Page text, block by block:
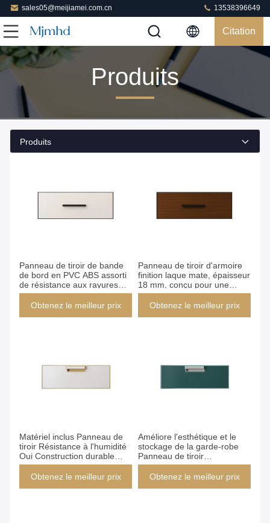
sales05@meijiamei.com.cn 13538396649
Citation
Produits
Produits
Panneau de tiroir de bande
de bord en PVC ABS assorti
de résistance aux rayures
moyenne et de technologie
d'étanchéité de bord de
Obtenez le meilleur prix
Panneau de tiroir d'armoire
finition laque mate, épaisseur
18 mm, conçu pour une
intégration élégante et à long
terme dans les conceptions
Obtenez le meilleur prix
Matériel inclus Panneau de
tiroir Résistance à l'humidité
Oui Construction durable
Idéal pour les applications
commerciales et la sélection
Obtenez le meilleur prix
Améliore l'esthétique et le
stockage de la garde-robe
Panneau de tiroir
personnalisé offrant une
technologie d'étanchéité de
Obtenez le meilleur prix